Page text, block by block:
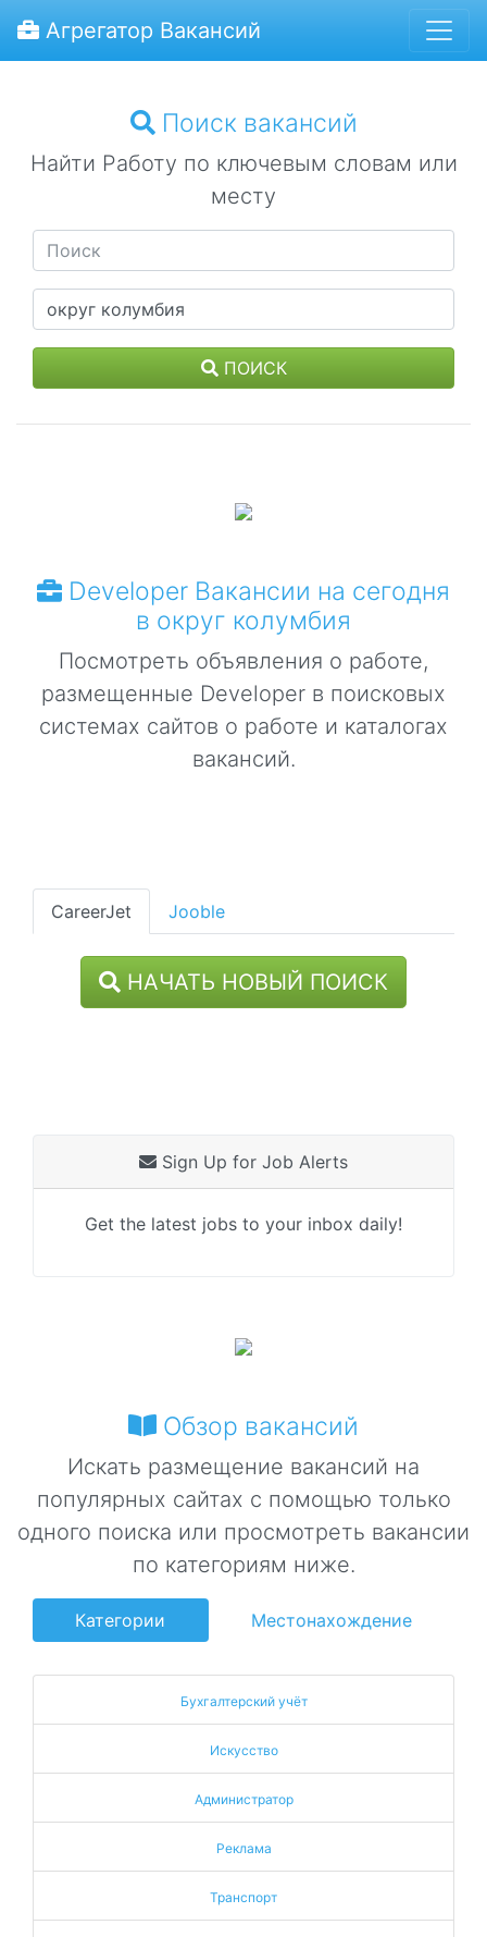
Агрегатор Вакансий
Поиск вакансий
Найти Работу по ключевым словам или
месту
ПОИСК
Developer Вакансии на сегодня
в округ колумбия
Посмотреть объявления о работе,
размещенные Developer в поисковых
системах сайтов о работе и каталогах
вакансий.
CareerJet Jooble
НАЧАТЬ НОВЫЙ ПОИСК
Sign Up for Job Alerts
Get the latest jobs to your inbox daily!
Обзор вакансий
Искать размещение вакансий на
популярных сайтах с помощью только
одного поиска или просмотреть вакансии
по категориям ниже.
Категории Местонахождение
Бухгалтерский учёт
Искусство
Администратор
Реклама
Транспорт